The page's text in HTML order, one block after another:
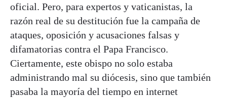
oficial. Pero, para expertos y vaticanistas, la
razón real de su destitución fue la campaña de
ataques, oposición y acusaciones falsas y
difamatorias contra el Papa Francisco.
Ciertamente, este obispo no solo estaba
administrando mal su diócesis, sino que también
pasaba la mayoría del tiempo en internet